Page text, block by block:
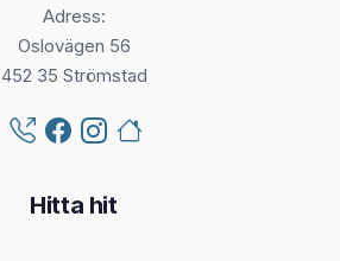
Adress:
Oslovägen 56
452 35 Strömstad
Hitta hit